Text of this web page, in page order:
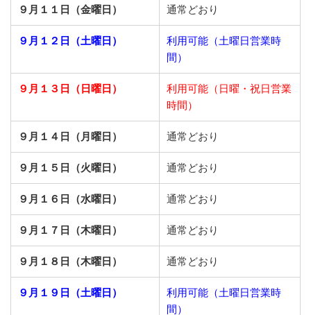
９月１１日（金曜日） 通常どおり
９月１２日（土曜日）
利用可能（土曜日営業時
間）
９月１３日（日曜日）
利用可能（日曜・祝日営業
時間）
９月１４日（月曜日） 通常どおり
９月１５日（火曜日） 通常どおり
９月１６日（水曜日） 通常どおり
９月１７日（木曜日） 通常どおり
９月１８日（木曜日） 通常どおり
９月１９日（土曜日）
利用可能（土曜日営業時
間）